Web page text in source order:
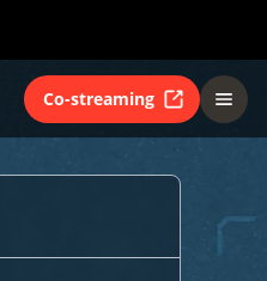
Co-streaming